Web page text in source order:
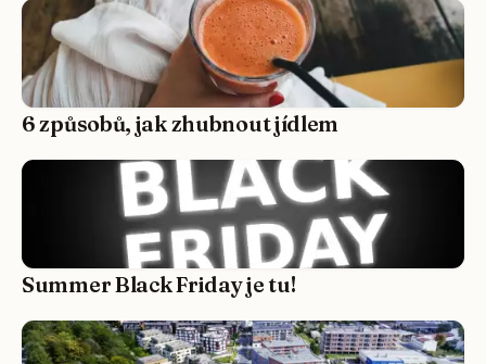
6 způsobů, jak zhubnout jídlem
Summer Black Friday je tu!